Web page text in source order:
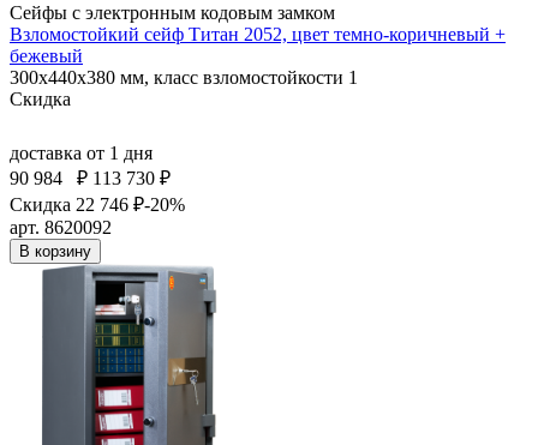
Сейфы с электронным кодовым замком
Взломостойкий сейф Титан 2052, цвет темно-коричневый +
бежевый
300x440x380 мм, класс взломостойкости 1
Скидка
доставка от 1 дня
90 984
₽ 113 730 ₽
Скидка 22 746 ₽-20%
арт. 8620092
В корзину